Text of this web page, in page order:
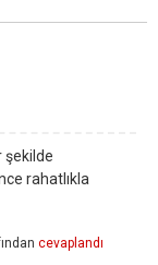
şekilde
rahatlıkla
cevaplandı